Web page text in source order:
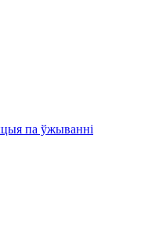
па ўжыванні